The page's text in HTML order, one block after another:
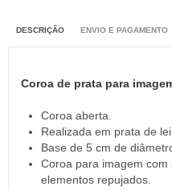
DESCRIÇÃO ENVIO E PAGAMENTO
Coroa de prata para
Coroa aberta.
Realizada em prata de lei.
Base de 5 cm de
Coroa para imagem
elementos repujados.